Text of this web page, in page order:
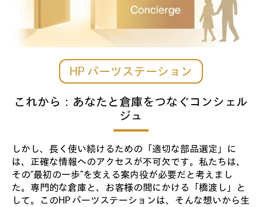
HP パーツステーション
これから：あなたと倉庫をつなぐコンシェル
ジュ
しかし、長く使い続けるための「適切な部品選定」に
は、正確な情報へのアクセスが不可欠です。私たちは、
その“最初の一歩”を支える案内役が必要だと考えまし
た。専門的な倉庫と、お客様の間にかける「橋渡し」と
して。このHP パーツステーションは、そんな想いから生